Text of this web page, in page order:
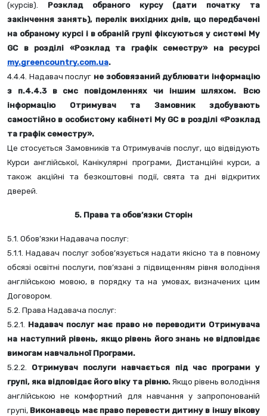
(курсів). Розклад обраного курсу (дати початку та
закінчення занять), перелік вихідних днів, що передбачені
на обраному курсі і в обраній групі фіксуються у системі My
my.greencountry.com.ua.
4.4.4. Надавач послуг не зобовязаний дублювати інформацію
з п.4.4.3 в смс повідомленнях чи іншим шляхом.
Всю
інформацію Отримувач та Замовник здобувають
самостійно в особистому кабінеті My GC в розділі «Розклад
та графік семестру».
Це стосується Замовників та Отримувачів послуг, що відвідують
Курси англійської, Канікулярні програми, Дистанційні курси, а
також акційні та безкоштовні події, свята та дні відкритих
дверей.
5. Права та обов’язки Сторін
5.1. Обов’язки Надавача послуг:
5.1.1. Надавач послуг зобов’язується надати якісно та в повному
обсязі освітні послуги, пов’язані з підвищенням рівня володіння
англійською мовою, в порядку та на умовах, визначених цим
Договором.
5.2. Права Надавача послуг:
5.2.1. Надавач послуг має право не переводити Отримувача
на наступний рівень, якщо рівень його знань не відповідає
вимогам навчальної Програми.
5.2.2. Отримувач послуги навчається під час програми у
групі, яка відповідає його віку та рівню. Якщо рівень володіння
англійською не комфортний для навчання у запропонованій
групі, Виконавець має право перевести дитину в іншу вікову